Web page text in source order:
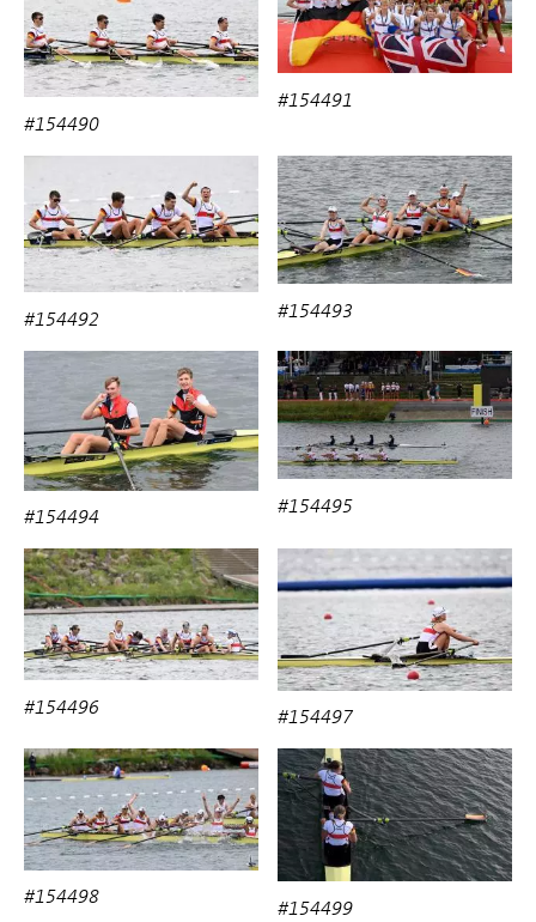
#154490
#154491
#154492 #154493
#154494 #154495
#154496 #154497
#154498 #154499